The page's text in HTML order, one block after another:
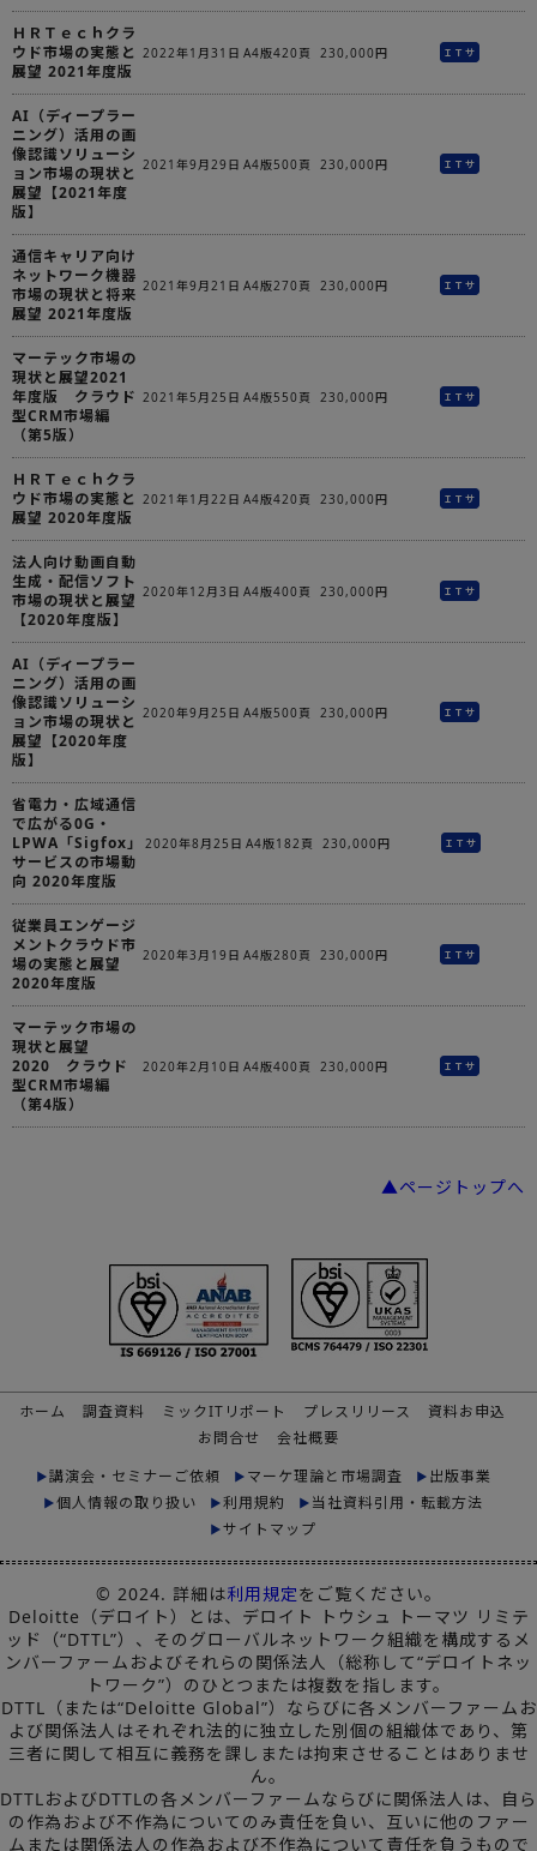
ＨＲＴｅｃｈクラ
ウド市場の実態と
展望 2021年度版
2022年1月31日 A4版420頁 230,000円 ＩＴサ
AI（ディープラー
ニング）活用の画
像認識ソリューシ
ョン市場の現状と
展望【2021年度
版】
2021年9月29日 A4版500頁 230,000円 ＩＴサ
通信キャリア向け
ネットワーク機器
市場の現状と将来
展望 2021年度版
2021年9月21日 A4版270頁 230,000円 ＩＴサ
マーテック市場の
現状と展望2021
年度版 クラウド
型CRM市場編
（第5版）
2021年5月25日 A4版550頁 230,000円 ＩＴサ
ＨＲＴｅｃｈクラ
ウド市場の実態と
展望 2020年度版
2021年1月22日 A4版420頁 230,000円 ＩＴサ
法人向け動画自動
生成・配信ソフト
市場の現状と展望
【2020年度版】
2020年12月3日 A4版400頁 230,000円 ＩＴサ
AI（ディープラー
ニング）活用の画
像認識ソリューシ
ョン市場の現状と
展望【2020年度
版】
2020年9月25日 A4版500頁 230,000円 ＩＴサ
省電力・広域通信
で広がる0G・
LPWA「Sigfox」
サービスの市場動
向 2020年度版
2020年8月25日 A4版182頁 230,000円 ＩＴサ
従業員エンゲージ
メントクラウド市
場の実態と展望
2020年度版
2020年3月19日 A4版280頁 230,000円 ＩＴサ
マーテック市場の
現状と展望
2020 クラウド
型CRM市場編
（第4版）
2020年2月10日 A4版400頁 230,000円 ＩＴサ
▲ページトップへ
ホーム 調査資料 ミックITリポート プレスリリース
資料お申込
お問合せ
会社概要
講演会・セミナーご依頼
マーケ理論と市場調査
出版事業
個人情報の取り扱い
利用規約
当社資料引用・転載方法
サイトマップ
© 2024. 詳細は利用規定をご覧ください。
Deloitte（デロイト）とは、デロイト トウシュ トーマツ リミテ
ッド（“DTTL”）、そのグローバルネットワーク組織を構成するメ
ンバーファームおよびそれらの関係法人（総称して“デロイトネッ
トワーク”）のひとつまたは複数を指します。
DTTL（または“Deloitte Global”）ならびに各メンバーファームお
よび関係法人はそれぞれ法的に独立した別個の組織体であり、第
三者に関して相互に義務を課しまたは拘束させることはありませ
ん。
DTTLおよびDTTLの各メンバーファームならびに関係法人は、自ら
の作為および不作為についてのみ責任を負い、互いに他のファー
ムまたは関係法人の作為および不作為について責任を負うもので